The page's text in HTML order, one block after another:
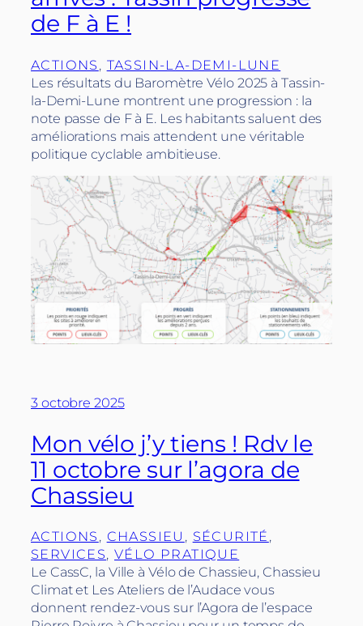
de F à E !
ACTIONS , TASSIN-LA-DEMI-LUNE
Les résultats du Baromètre Vélo 2025 à Tassin-
la-Demi-Lune montrent une progression : la
note passe de F à E. Les habitants saluent des
améliorations mais attendent une véritable
politique cyclable ambitieuse.
3 octobre 2025
Mon vélo j’y tiens ! Rdv le
11 octobre sur l’agora de
Chassieu
ACTIONS , CHASSIEU , SÉCURITÉ
SERVICES, VÉLO PRATIQUE
Le CassC, la Ville à Vélo de Chassieu, Chassieu
Climat et Les Ateliers de l’Audace vous
donnent rendez-vous sur l’Agora de l’espace